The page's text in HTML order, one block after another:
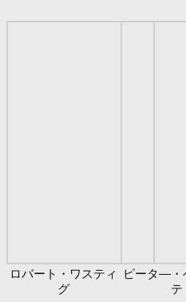
ロバート・ワスティ
グ
ピータ―・
テ